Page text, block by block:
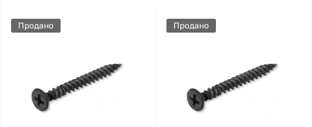
Продано Продано